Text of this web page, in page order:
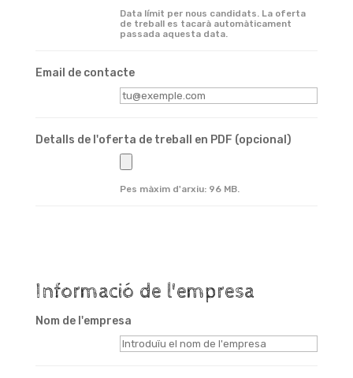
Data límit per nous candidats. La oferta
de treball es tacarà automàticament
passada aquesta data.
Email de contacte
Detalls de l'oferta de treball en PDF (opcional)
Pes màxim d'arxiu: 96 MB.
Informació de l'empresa
Nom de l'empresa